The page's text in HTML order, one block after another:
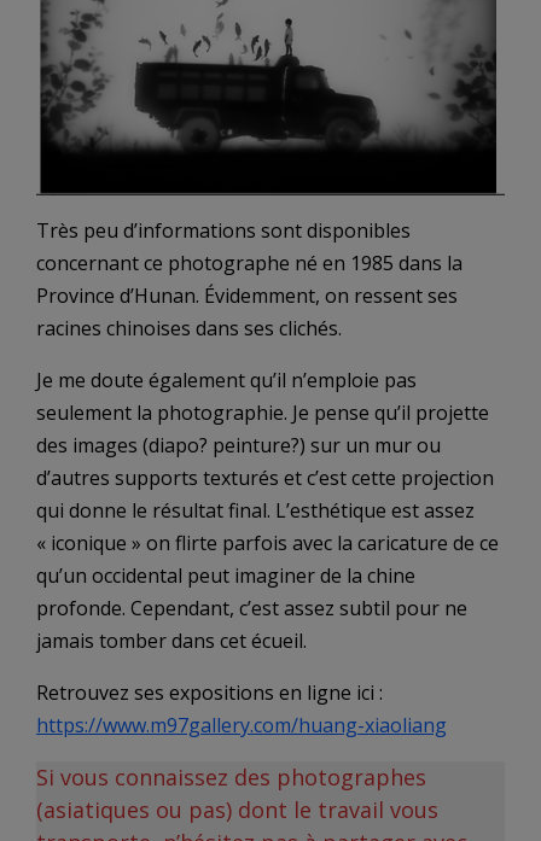
Très peu d’informations sont disponibles
concernant ce photographe né en 1985 dans la
Province d’Hunan. Évidemment, on ressent ses
racines chinoises dans ses clichés.
Je me doute également qu’il n’emploie pas
seulement la photographie. Je pense qu’il projette
des images (diapo? peinture?) sur un mur ou
d’autres supports texturés et c’est cette projection
qui donne le résultat final. L’esthétique est assez
« iconique » on flirte parfois avec la caricature de ce
qu’un occidental peut imaginer de la chine
profonde. Cependant, c’est assez subtil pour ne
jamais tomber dans cet écueil.
Retrouvez ses expositions en ligne ici :
https://www.m97gallery.com/huang-xiaoliang
Si vous connaissez des photographes
(asiatiques ou pas) dont le travail vous